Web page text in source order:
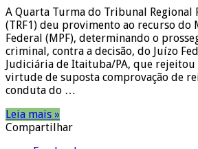
A Quarta Turma do Tribunal Regional
(TRF1) deu provimento ao recurso
Federal (MPF), determinando o
criminal, contra a decisão, do Juízo
Judiciária de Itaituba/PA, que rejeitou
virtude de suposta comprovação de
conduta do …
Leia mais »
Compartilhar